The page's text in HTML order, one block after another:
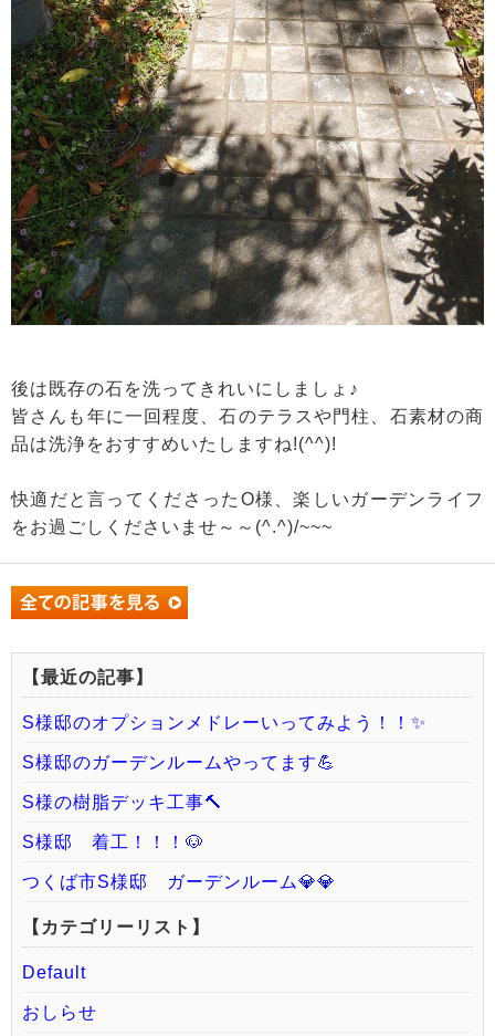
後は既存の石を洗ってきれいにしましょ♪
皆さんも年に一回程度、石のテラスや門柱、石素材の商
品は洗浄をおすすめいたしますね!(^^)!
快適だと言ってくださったO様、楽しいガーデンライフ
をお過ごしくださいませ～～(^.^)/~~~
【最近の記事】
S様邸のオプションメドレーいってみよう！！✨
S様邸のガーデンルームやってます💪
S様の樹脂デッキ工事🔨
S様邸 着工！！！🐶
つくば市S様邸 ガーデンルーム💎💎
【カテゴリーリスト】
Default
おしらせ